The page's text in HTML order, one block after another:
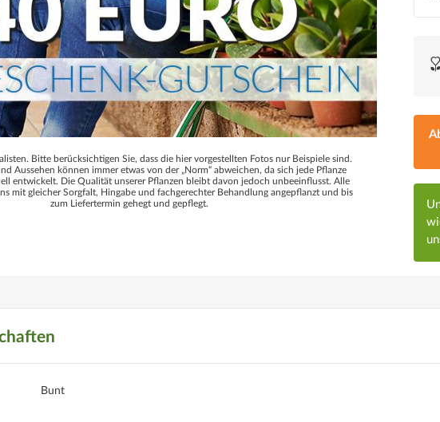
Bitte berücksichtigen Sie, dass die hier vorgestellten Fotos nur Beispiele sind.
Aussehen können immer etwas von der „Norm“ abweichen, da sich jede Pflanze
entwickelt. Die Qualität unserer Pflanzen bleibt davon jedoch unbeeinflusst. Alle
mit gleicher Sorgfalt, Hingabe und fachgerechter Behandlung angepflanzt und bis
zum Liefertermin gehegt und gepflegt.
Bunt